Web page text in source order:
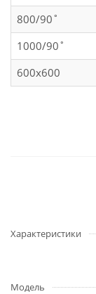
800/90˚
1000/90˚
600x600
Характеристики
Модель